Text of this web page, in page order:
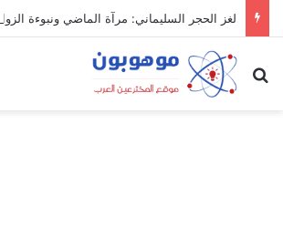
لغز الحجر السليماني: مرآة الماضي ونبوءة الزوال
بحث عن